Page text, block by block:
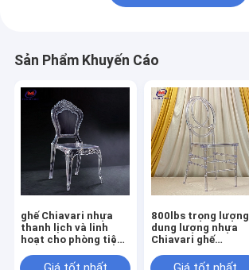
Sản Phẩm Khuyến Cáo
ghế Chiavari nhựa
thanh lịch và linh
hoạt cho phòng tiệc
800lbs trọng lượng
dung lượng nhựa
Chiavari ghế